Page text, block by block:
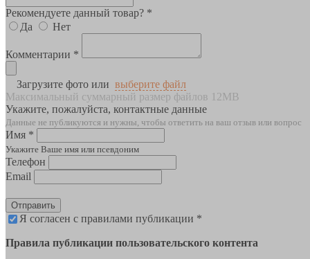
Рекомендуете данный товар? *
Да
Нет
Комментарии *
Загрузите фото или выберите файл
Максимальный суммарный размер файлов 12MB
Укажите, пожалуйста, контактные данные
Данные не публикуются и нужны, чтобы ответить на ваш отзыв или вопрос
Имя *
Укажите Ваше имя или псевдоним
Телефон
Email
Отправить
Я согласен с правилами публикации *
Правила публикации пользовательского контента